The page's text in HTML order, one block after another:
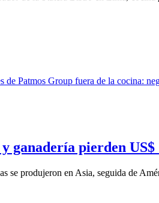
ganadería pierden US$
se produjeron en Asia, seguida de